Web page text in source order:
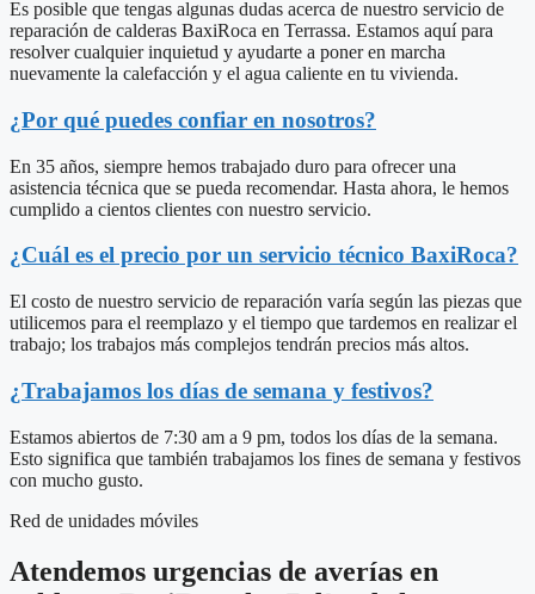
Es posible que tengas algunas dudas acerca de nuestro servicio de
reparación de calderas BaxiRoca en Terrassa. Estamos aquí para
resolver cualquier inquietud y ayudarte a poner en marcha
nuevamente la calefacción y el agua caliente en tu vivienda.
¿Por qué puedes confiar en nosotros?
En 35 años, siempre hemos trabajado duro para ofrecer una
asistencia técnica que se pueda recomendar. Hasta ahora, le hemos
cumplido a cientos clientes con nuestro servicio.
¿Cuál es el precio por un servicio técnico BaxiRoca?
El costo de nuestro servicio de reparación varía según las piezas que
utilicemos para el reemplazo y el tiempo que tardemos en realizar el
trabajo; los trabajos más complejos tendrán precios más altos.
¿Trabajamos los días de semana y festivos?
Estamos abiertos de 7:30 am a 9 pm, todos los días de la semana.
Esto significa que también trabajamos los fines de semana y festivos
con mucho gusto.
Red de unidades móviles
Atendemos urgencias de averías en